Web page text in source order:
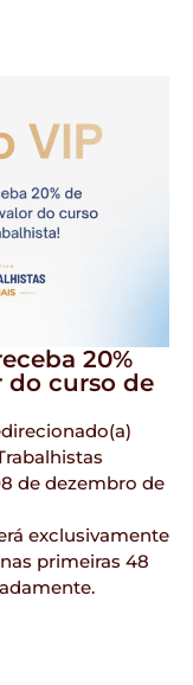
20%
do curso de
de dezembro de
exclusivamente
primeiras 48